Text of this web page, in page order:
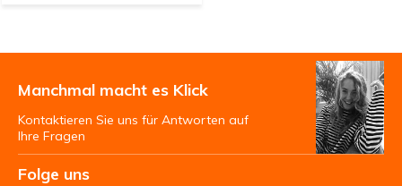
Manchmal macht es Klick
Kontaktieren Sie uns für Antworten auf
Ihre Fragen
Folge uns